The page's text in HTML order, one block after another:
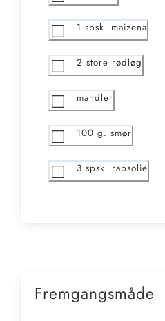
1 spsk. maizena
2 store rødløg
mandler
100 g. smør
3 spsk. rapsolie
Fremgangsmåde